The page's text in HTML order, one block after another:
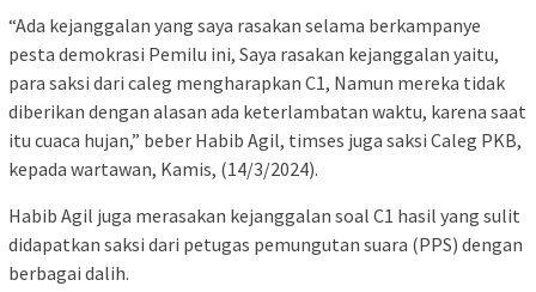
“Ada kejanggalan yang saya rasakan selama berkampanye
pesta demokrasi Pemilu ini, Saya rasakan kejanggalan yaitu,
para saksi dari caleg mengharapkan C1, Namun mereka tidak
diberikan dengan alasan ada keterlambatan waktu, karena saat
itu cuaca hujan,” beber Habib Agil, timses juga saksi Caleg PKB,
kepada wartawan, Kamis, (14/3/2024).
Habib Agil juga merasakan kejanggalan soal C1 hasil yang sulit
didapatkan saksi dari petugas pemungutan suara (PPS) dengan
berbagai dalih.